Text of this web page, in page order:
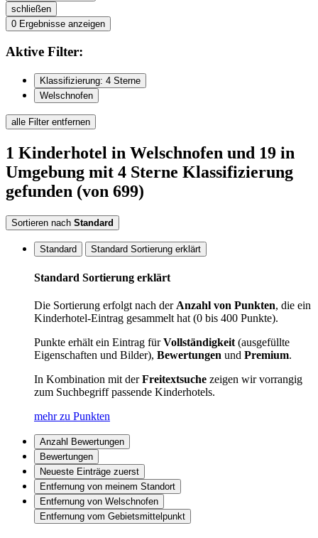
schließen
0 Ergebnisse anzeigen
Aktive Filter:
Klassifizierung: 4 Sterne
Welschnofen
alle Filter entfernen
1 Kinderhotel in Welschnofen und 19 in
Umgebung mit 4 Sterne Klassifizierung
gefunden (von 699)
Sortieren nach Standard
Standard Standard Sortierung erklärt
Standard Sortierung erklärt
Die Sortierung erfolgt nach der Anzahl von Punkten, die ein
Kinderhotel-Eintrag gesammelt hat (0 bis 400 Punkte).
Punkte erhält ein Eintrag fürVollständigkeit (ausgefüllte
Eigenschaften und Bilder), Bewertungen und Premium.
In Kombination mit derFreitextsuche zeigen wir vorrangig
zum Suchbegriff passende Kinderhotels.
mehr zu Punkten
Anzahl Bewertungen
Bewertungen
Neueste Einträge zuerst
Entfernung von meinem Standort
Entfernung von Welschnofen
Entfernung vom Gebietsmittelpunkt